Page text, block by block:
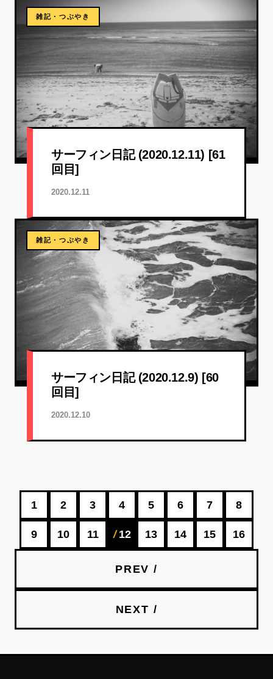
雑記・つぶやき
サーフィン日記 (2020.12.11) [61
回目]
2020.12.11
雑記・つぶやき
サーフィン日記 (2020.12.9) [60
回目]
2020.12.10
PREV /
1 2 3 4 5 6 7 8
9 10 11 12 13 14 15 16
NEXT /